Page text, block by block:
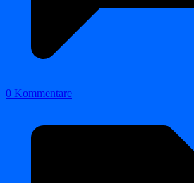
0 Kommentare